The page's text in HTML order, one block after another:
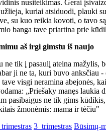
nusiteikimas. Gerai
kuriai atsiduodi, plauki
su kuo reikia kovoti, o tavo
banga tave priartina prie
aš irgi gimstu iš naujo
ne tik į pasaulį ateina mažylis,
ji ne ta, kuri buvo anksčiau -
visgi neramina abejonės,
„Priešaky manęs laukia
pasibaigus ne tik gims
žmonėmis: mama ir tėčiu"
3_trimestras Būsimų-